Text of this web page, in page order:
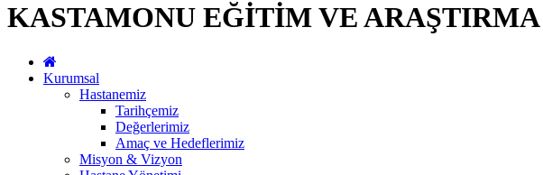
KASTAMONU EĞİTİM VE
Kurumsal
Hastanemiz
Tarihçemiz
Değerlerimiz
Amaç ve Hedeflerimiz
Misyon & Vizyon